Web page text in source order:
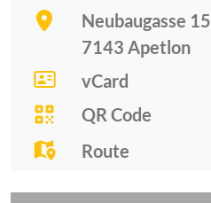
Neubaugasse 15
7143 Apetlon
vCard
QR Code
Route